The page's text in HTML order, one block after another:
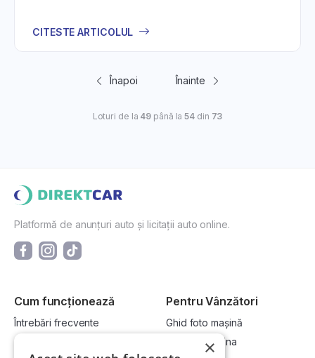
CITESTE ARTICOLUL
Înapoi Înainte
Loturi de la 49 până la54 din 73
Platformă de anunțuri auto și licitații auto online.
Cum funcționează
Întrebări frecvente
Pentru Vânzători
Ghid foto mașină
Vinde-ți mașina
×